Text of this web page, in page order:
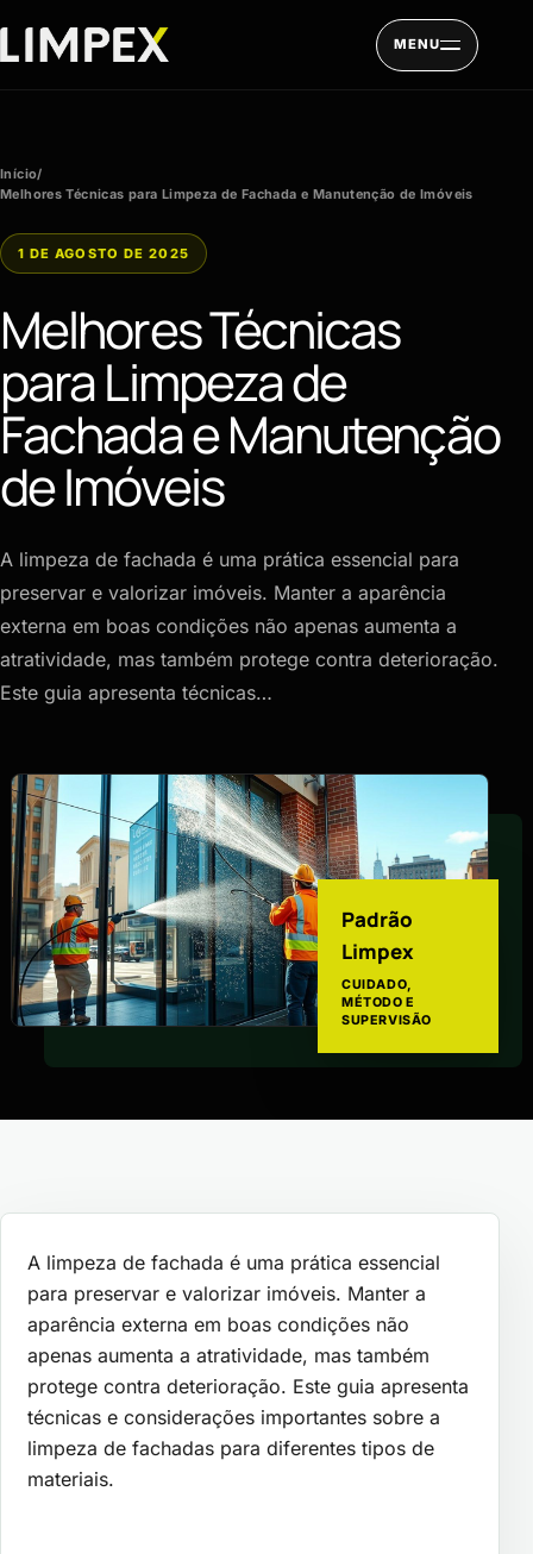
MENU
Início/
Melhores Técnicas para Limpeza de Fachada e Manutenção de Imóveis
1 DE AGOSTO DE 2025
Melhores Técnicas
para Limpeza de
Fachada e Manutenção
de Imóveis
A limpeza de fachada é uma prática essencial para
preservar e valorizar imóveis. Manter a aparência
externa em boas condições não apenas aumenta a
atratividade, mas também protege contra deterioração.
Este guia apresenta técnicas…
Padrão
Limpex
CUIDADO,
MÉTODO E
SUPERVISÃO
A limpeza de fachada é uma prática essencial
para preservar e valorizar imóveis. Manter a
aparência externa em boas condições não
apenas aumenta a atratividade, mas também
protege contra deterioração. Este guia apresenta
técnicas e considerações importantes sobre a
limpeza de fachadas para diferentes tipos de
materiais.